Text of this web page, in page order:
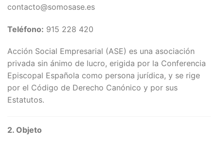
contacto@somosase.es
Teléfono: 915 228 420
Acción Social Empresarial (ASE) es una asociación
privada sin ánimo de lucro, erigida por la Conferencia
Episcopal Española como persona jurídica, y se rige
por el Código de Derecho Canónico y por sus
Estatutos.
2. Objeto